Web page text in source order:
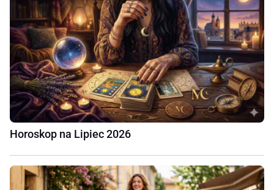
Horoskop na Lipiec 2026